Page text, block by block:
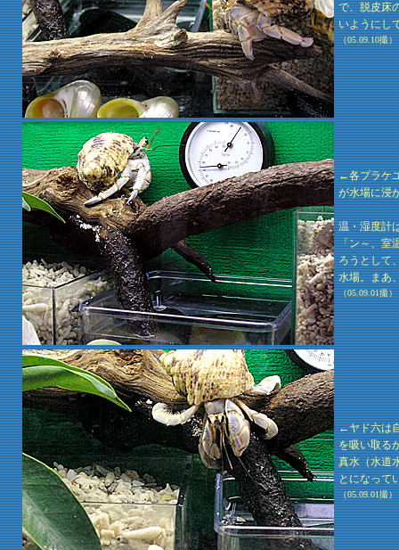
で、脱皮床
いようにし
（05.09.10撮）
←各プラケ
が水場に浸
温・湿度計
「ン～、室
ろうとして
水場。まあ
（05.09.01撮）
←ヤド六は
を吸い取る
真水（水道
とになって
（05.09.01撮）